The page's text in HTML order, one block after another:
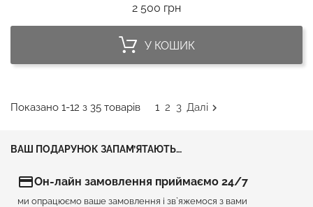
2 500 грнЦіна
У КОШИК
Показано 1-12 з 35 товарів 1 2 3 Далі 
ВАШ ПОДАРУНОК ЗАПАМ’ЯТАЮТЬ…
credit_cardОн-лайн замовлення приймаємо 24/7
ми опрацюємо ваше замовлення і зв`яжемося з вами